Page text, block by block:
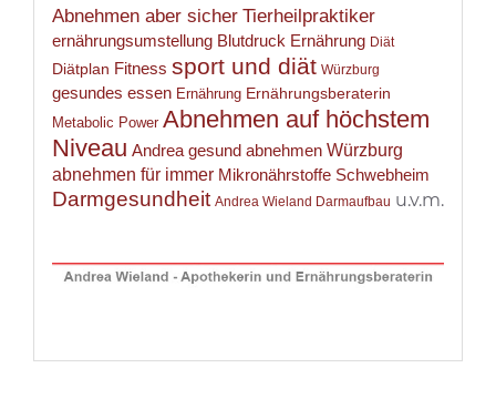
Abnehmen aber sicher Tierheilpraktiker
ernährungsumstellung Blutdruck Ernährung Diät
Diätplan Fitness sport und diät Würzburg
gesundes essen Ernährung Ernährungsberaterin
Metabolic Power Abnehmen auf höchstem
Niveau Andrea gesund abnehmen Würzburg
abnehmen für immer Mikronährstoffe Schwebheim
Darmgesundheit Andrea Wieland Darmaufbau u.v.m.